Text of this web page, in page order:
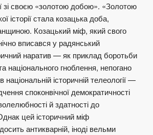
зі своєю «золотою добою». «Золотою
історії стала козацька доба,
Козацький міф, який свого
вписався у радянський
наратив — як приклад боротьби
національного гноблення, непогано
історичній телеології —
споконвічної демократичності
й здатності до
цей історичний міф
антикварній, іноді вельми